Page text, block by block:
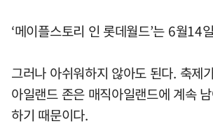
‘메이플스토리 인 롯데월드’는 6월14
그러나 아쉬워하지 않아도 된다. 축제
아일랜드 존은 매직아일랜드에 계속
하기 때문이다.